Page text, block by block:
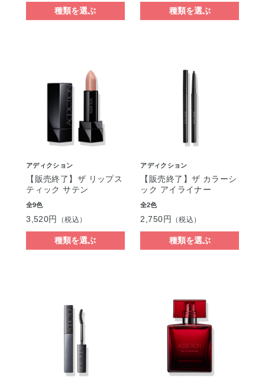
種類を選ぶ 種類を選ぶ
アディクション
【販売終了】ザ リップス
ティック サテン
全9色
3,520円 （税込）
種類を選ぶ
アディクション
【販売終了】ザ カラーシ
ック アイライナー
全2色
2,750円 （税込）
種類を選ぶ